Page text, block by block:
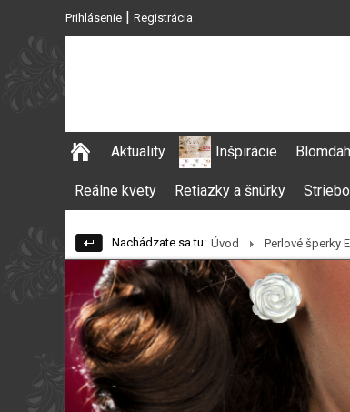
Prihlásenie | Registrácia
Aktuality Inšpirácie
Reálne kvety Retiazky a šnúrky
Nachádzate sa tu: Úvod Perlové šperky